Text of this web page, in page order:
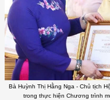
Bà Huỳnh Thị Hằng Nga - Chủ tịch
trong thực hiện Chương trình